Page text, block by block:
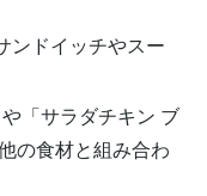
ンドイッチやスー
「サラダチキン ブ
の食材と組み合わ